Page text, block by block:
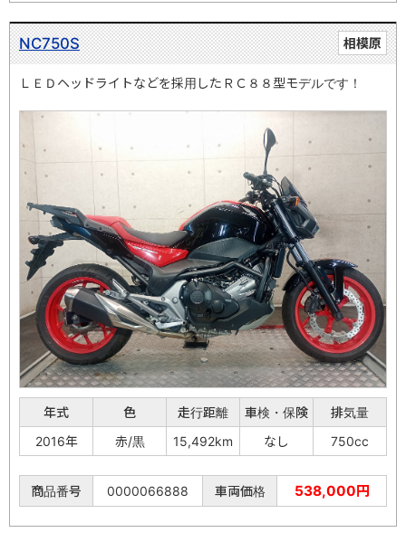
相模原
NC750S
ＬＥＤヘッドライトなどを採用したＲＣ８８型モデルです！
年式 色 走行距離 車検・保険
排気量
2016年
赤/黒 15,492km なし 750cc
商品番号 0000066888 車両価格 538,000円